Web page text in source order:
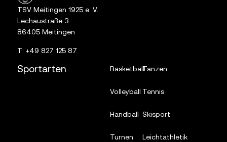
TSV Meitingen 1925 e. V.
Lechaustraße 3
86405 Meitingen
T: +49 827 125 87
Sportarten Basketball
Volleyball
Handball
Turnen
Tanzen
Tennis
Skisport
Leichtathletik